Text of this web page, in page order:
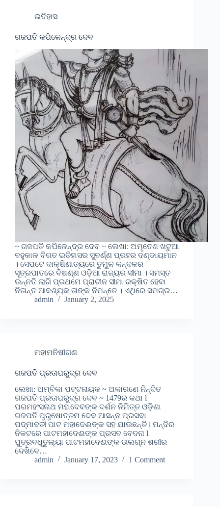
ଇତିହାସ
ଗଜପତି କପିଳେନ୍ଦ୍ର ଦେବ
~ ଗଜପତି କପିଳେନ୍ଦ୍ର ଦେବ ~ ଲେଖା: ଅମୃତେଶ ଖଟୁଆ
ବହୁକାଳ ବିଗତ ଇତିହାସର ସୁବର୍ଣ୍ଣ ପ୍ରହର ଦଣ୍ଡାୟମାନ
। ସେପଟେ ଦାକ୍ଷିଣାତ୍ୟରେ ତୁମୁଳ କନ୍ଦଳର
ସୂତ୍ରପାତରେ ବିଷଣ୍ଣ ଓଡ଼ିଆ ରାଜ୍ୟର ସୀମା । ସମସ୍ତ
ଉନ୍ନତି ଲାଗି ପ୍ରଥମେ ପ୍ରାଚୀନ ସୀମା ରକ୍ଷିତ ହେବା
ନିତାନ୍ତ ଆବଶ୍ୟକ ତାଙ୍କ ନିମନ୍ତେ । ଏଥିରେ ସମଗ୍ର…
admin
January 2, 2025
ମହାମନିଷୀଗଣ
ଗଜପତି ପ୍ରତାପରୁଦ୍ର ଦେବ
ଲେଖା: ଅମ୍ବିକା ପଟ୍ଟନାୟକ ~ ଅକାରଣେ ନିନ୍ଦିତ
ଗଜପତି ପ୍ରତାପରୁଦ୍ର ଦେବ ~ 1479ର କଥା l
ପରମହଂସନାଥ ମହାଦେବଙ୍କ ଦର୍ଶନ ନିମିତ୍ତ ଓଡ଼ିଶା
ଗଜପତି ପୁରୁଷୋତ୍ତମ ଦେବ ଆସନ୍ନ ପ୍ରସବା
ପଦ୍ମାବତୀ ପାଟ ମହାଦେଈଙ୍କ ସହ ଯାଉଛନ୍ତି l ମନ୍ଦିର
ନିକଟରେ ପାଟମହାଦେଈଙ୍କ ପ୍ରସବ ବେଦନା l
ପୁତ୍ରବଧୂତୁଲ୍ୟା ପାଟମହାଦେଈଙ୍କ ଉଲଗ୍ନ ଶରୀର
ଦେଖିବେ…
admin
January 17, 2023 1 Comment